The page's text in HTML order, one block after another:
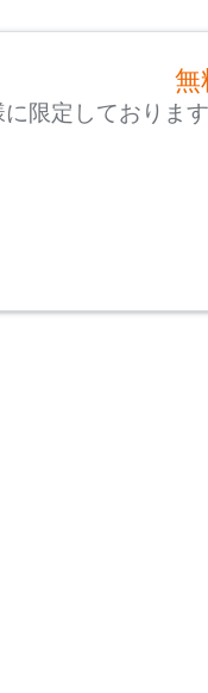
無
限定しております